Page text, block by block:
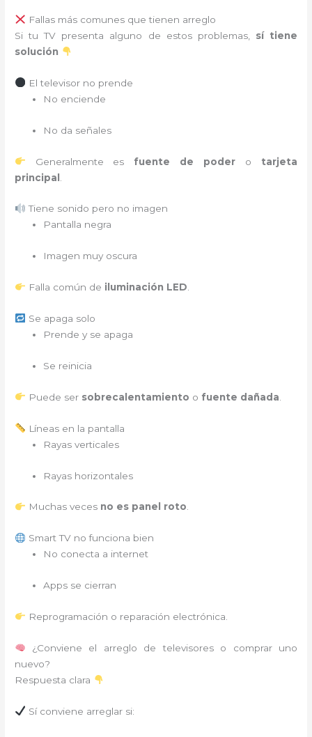
Fallas más comunes que tienen arreglo
Si tu TV presenta alguno de estos problemas, sí tiene
solución
El televisor no prende
No enciende
No da señales
Generalmente es fuente de poder o tarjeta
principal
Tiene sonido pero no imagen
Pantalla negra
Imagen muy oscura
Falla común de iluminación LED
Se apaga solo
Prende y se apaga
Se reinicia
Puede ser sobrecalentamiento o fuente dañada
Líneas en la pantalla
Rayas verticales
Rayas horizontales
Muchas veces no es panel roto.
Smart TV no funciona bien
No conecta a internet
Apps se cierran
Reprogramación o reparación electrónica.
¿Conviene el arreglo de televisores o comprar uno
nuevo?
Respuesta clara
Sí conviene arreglar si: